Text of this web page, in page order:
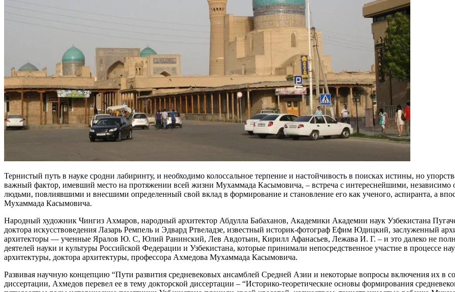
Тернистый путь в науке сродни лабиринту, и необходимо колоссальное терпение и настойчивость в поисках истины, но
важный фактор, имевший место на протяжении всей жизни Мухаммада Касымовича, – встреча с интереснейшими, независимо
людьми, повлиявшими и внесшими определенный свой вклад в формирование и становление его как ученого, аспиранта, а
Мухаммада Касымовича.
Народный художник Чингиз Ахмаров, народный архитектор Абдулла Бабаханов, Академики Академии наук Узбекистана
доктора искусствоведения Лазарь Ремпель и Эдвард Ртвеладзе, известный историк-фотограф Ефим Юдицкий, заслуженный
архитекторы — ученные Яралов Ю. С, Юлий Ранинский, Лев Авдотьин, Кирилл Афанасьев, Лежава И. Г. – и это далеко не
деятелей науки и культуры Российской Федерации и Узбекистана, которые принимали непосредственное участие в процессе
архитектуры, доктора архитектуры, профессора Ахмедова Мухаммада Касымовича.
Развивая научную концепцию “Пути развития средневековых ансамблей Средней Азии и некоторые вопросы включения их в
диссертации, Ахмедов перевел ее в тему докторской диссертации – “Историко-теоретические основы формирования